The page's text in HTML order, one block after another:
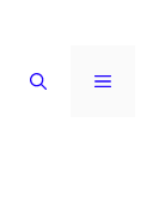
MENU